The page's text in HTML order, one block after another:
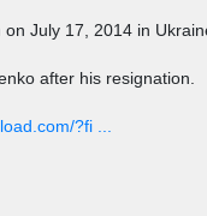
July 17, 2014 in
after his resignation.
?fi ...